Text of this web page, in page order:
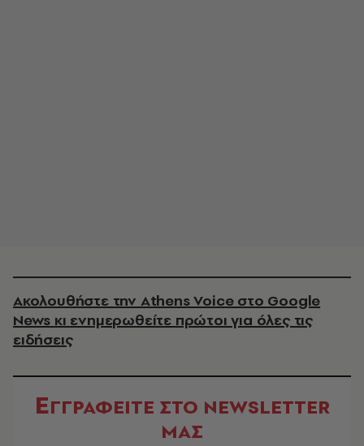
Ακολουθήστε την Athens Voice στο Google
News κι ενημερωθείτε πρώτοι για όλες τις
ειδήσεις
ΕΓΓΡΑΦΕΙΤΕ ΣΤΟ NEWSLETTER
ΜΑΣ